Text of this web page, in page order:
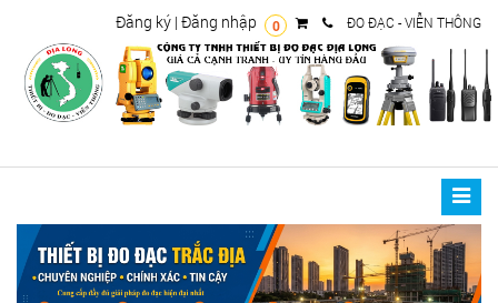
0 ĐO ĐẠC - VIỄN THÔNG
Đăng ký | Đăng nhập
Toggle